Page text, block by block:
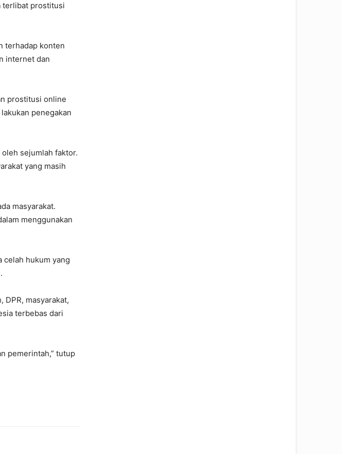
terlibat prostitusi
terhadap konten
internet dan
prostitusi online
penegakan
sejumlah faktor.
yang masih
masyarakat.
menggunakan
celah hukum yang
DPR, masyarakat,
terbebas dari
pemerintah,” tutup